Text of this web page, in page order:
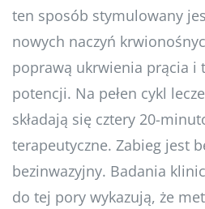
ten sposób stymulowany
nowych naczyń
poprawą ukrwienia prącia i
potencji. Na pełen cykl
składają się cztery 20-
terapeutyczne. Zabieg jest
bezinwazyjny. Badania
do tej pory wykazują, że